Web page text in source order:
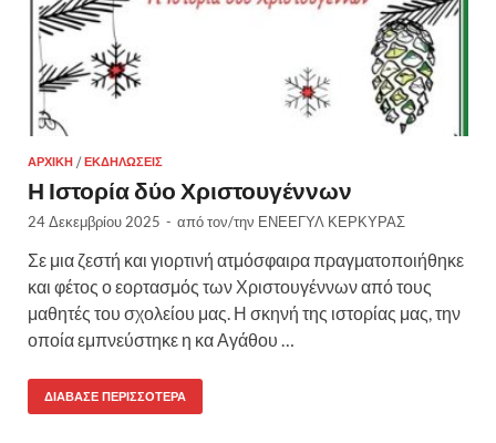
ΑΡΧΙΚΉ /ΕΚΔΗΛΏΣΕΙΣ
Η Ιστορία δύο Χριστουγέννων
24 Δεκεμβρίου 2025 - από τον/την ΕΝΕΕΓΥΛ ΚΕΡΚΥΡΑΣ
Σε μια ζεστή και γιορτινή ατμόσφαιρα πραγματοποιήθηκε
και φέτος ο εορτασμός των Χριστουγέννων από τους
μαθητές του σχολείου μας. Η σκηνή της ιστορίας μας, την
οποία εμπνεύστηκε η κα Αγάθου …
ΔΙΆΒΑΣΕ ΠΕΡΙΣΣΌΤΕΡΑ